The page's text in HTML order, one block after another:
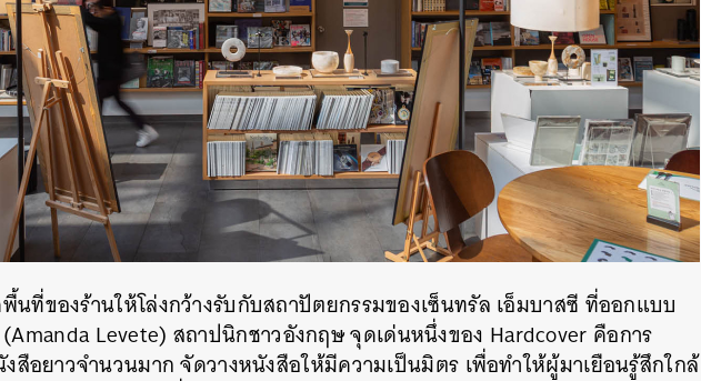
นที่ของร้านให้โล่งกว้างรับกับสถาปัตยกรรมของเซ็นทรัล เอ็มบาสซี ที่ออกแบบ
Levete) สถาปนิกชาวอังกฤษ จุดเด่นหนึ่งของ Hardcover คือการ
อยาวจำนวนมาก จัดวางหนังสือให้มีความเป็นมิตร เพื่อทำให้ผู้มาเยือนรู้สึกใกล้